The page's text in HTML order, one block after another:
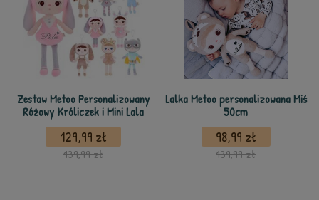
Zestaw Metoo Personalizowany
Różowy Króliczek i Mini Lala
129,99 zł
139,99 zł
Lalka Metoo personalizowana Miś
50cm
98,99 zł
139,99 zł